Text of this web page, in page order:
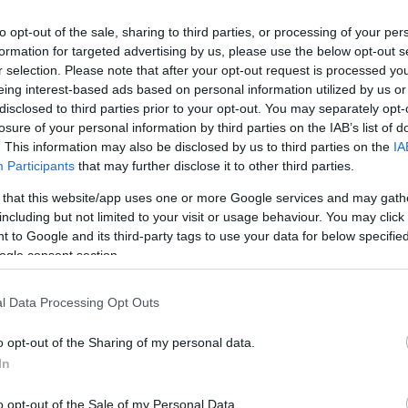
opt-out of the sale, sharing to third parties, or processing of your
for targeted advertising by us, please use the below opt-out
selection. Please note that after your opt-out request is processed
interest-based ads based on personal information utilized by us
to third parties prior to your opt-out. You may separately
of your personal information by third parties on the IAB’s list of
This information may also be disclosed by us to third parties on the
Participants that may further disclose it to other third parties.
that this website/app uses one or more Google services and may
but not limited to your visit or usage behaviour. You may
to Google and its third-party tags to use your data for below
consent section.
Data Processing Opt Outs
opt-out of the Sharing of my personal data.
opt-out of the Sale of my Personal Data.
hogy a civil szervezetek támogatásának
hogylétrehozzák a Bethlen Téri Színház
sürgető volt, hogy a helyet 1988 óta a kulturális
2011. december 31-én. 2012-től az
ami azt a változást is magával hozza, hogy
profilját.
együttműködésben marad aKözép-Európa
fog működni. A nyitottság nem csak a
meg, hanem abban is, hogy a színház az
mindemellett hétvégi családi
fesztiválokkal, illetve nyári intenzív tánc- és
A színház vezetése a fentieken kívül
iskoláival, folytatja a középiskolásokat
egy – művészeti és kulturális kikapcsolódást
tervezi.